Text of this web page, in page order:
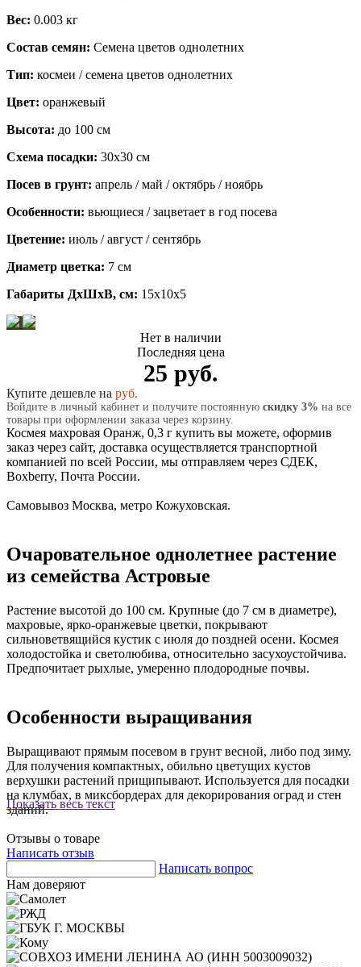
Вес: 0.003 кг
Состав семян: Семена цветов однолетних
Тип: космеи / семена цветов однолетних
Цвет: оранжевый
Высота: до 100 см
Схема посадки: 30х30 см
Посев в грунт: апрель / май / октябрь / ноябрь
Особенности: вьющиеся / зацветает в год посева
Цветение: июль / август / сентябрь
Диаметр цветка: 7 см
Габариты ДхШхВ, см: 15x10x5
Нет в наличии
Последняя цена
25 руб.
Купите дешевле на руб.
Войдите в личный кабинет и получите постоянную скидку 3% на все
товары при оформлении заказа через корзину.
Космея махровая Оранж, 0,3 г купить вы можете, оформив
заказ через сайт, доставка осуществляется транспортной
компанией по всей России, мы отправляем через СДЕК,
Boxberry, Почта России.
Показать весь текст
Самовывоз Москва, метро Кожуховская.
Очаровательное однолетнее растение
из семейства Астровые
Растение высотой до 100 см. Крупные (до 7 см в диаметре),
махровые, ярко-оранжевые цветки, покрывают
сильноветвящийся кустик с июля до поздней осени. Космея
холодостойка и светолюбива, относительно засухоустойчива.
Предпочитает рыхлые, умеренно плодородные почвы.
Особенности выращивания
Выращивают прямым посевом в грунт весной, либо под зиму.
Для получения компактных, обильно цветущих кустов
верхушки растений прищипывают. Используется для посадки
на клумбах, в миксбордерах для декорирования оград и стен
зданий.
Отзывы о товаре
Написать отзыв
Написать вопрос
Нам доверяют